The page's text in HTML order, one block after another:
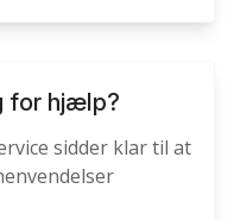
for hjælp?
sidder klar til at